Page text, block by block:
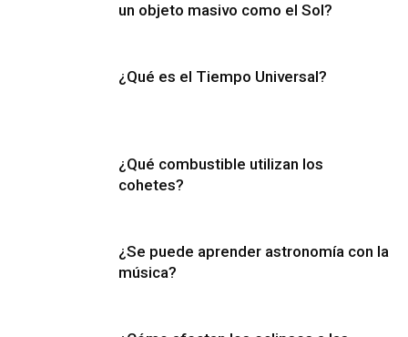
un objeto masivo como el Sol?
¿Qué es el Tiempo Universal?
¿Qué combustible utilizan los
cohetes?
¿Se puede aprender astronomía con la
música?